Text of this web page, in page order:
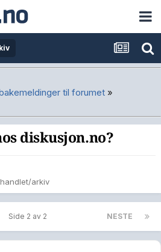
til forumet »
diskusjon.no?
arkiv
NESTE
Side 2 av 2